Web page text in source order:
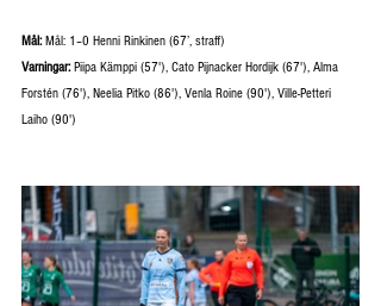
Mål: Mål: 1–0 Henni Rinkinen (67’, straff)
Varningar: Piipa Kämppi (57'), Cato Pijnacker Hordijk (67'), Alma
Forstén (76'), Neelia Pitko (86'), Venla Roine (90'), Ville-Petteri
Laiho (90')